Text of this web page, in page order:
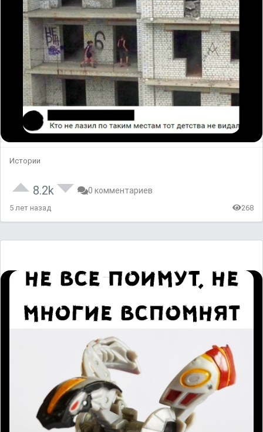
Истории
8.2k 0 комментариев
5 лет назад 268